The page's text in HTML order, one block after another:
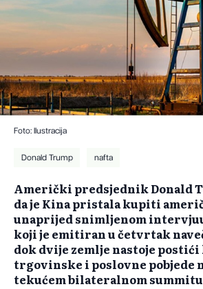
Foto: Ilustracija
Donald Trump nafta
Američki predsjednik Donald
da je Kina pristala kupiti
unaprijed snimljenom intervjuu
koji je emitiran u četvrtak
dok dvije zemlje nastoje
trgovinske i poslovne pobjede
tekućem bilateralnom